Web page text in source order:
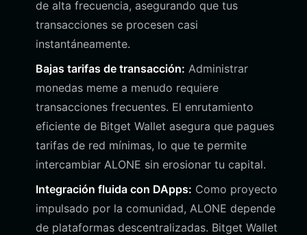
de alta frecuencia, asegurando que tus
transacciones se procesen casi
instantáneamente.
Bajas tarifas de transacción: Administrar
monedas meme a menudo requiere
transacciones frecuentes. El enrutamiento
eficiente de Bitget Wallet asegura que pagues
tarifas de red mínimas, lo que te permite
intercambiar ALONE sin erosionar tu capital.
Integración fluida con DApps: Como proyecto
impulsado por la comunidad, ALONE depende
de plataformas descentralizadas. Bitget Wallet